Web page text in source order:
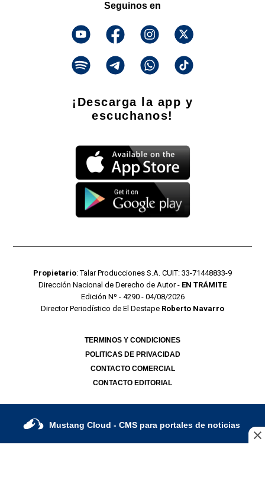
Seguinos en
¡Descarga la app y
escuchanos!
Propietario: Talar Producciones S.A. CUIT: 33-71448833-9
Dirección Nacional de Derecho de Autor - EN TRÁMITE
Edición Nº - 4290 - 04/08/2026
Director Periodístico de El Destape Roberto Navarro
TERMINOS Y CONDICIONES
POLITICAS DE PRIVACIDAD
CONTACTO COMERCIAL
CONTACTO EDITORIAL
Mustang Cloud - CMS para portales de noticias